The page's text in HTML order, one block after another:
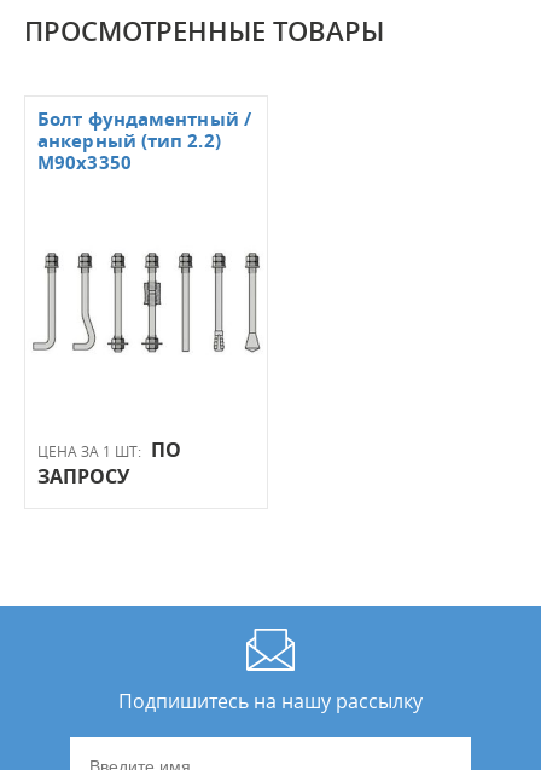
ПРОСМОТРЕННЫЕ ТОВАРЫ
ЦЕНА ЗА 1 ШТ:
ПО
ЗАПРОСУ
Болт фундаментный /
анкерный (тип 2.2)
M90x3350
Подпишитесь на нашу рассылку